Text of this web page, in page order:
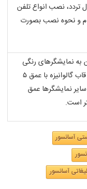
تردد، نصب انواع تلفن
و نحوه نصب بصورت
به نمایشگرهای رنگی
بزرگتر از ۱۷ اینچ نیاز به قاب گالوانیزه با عمق ۵
سایر نمایشگرها عمق
آسانسور
آسانسور